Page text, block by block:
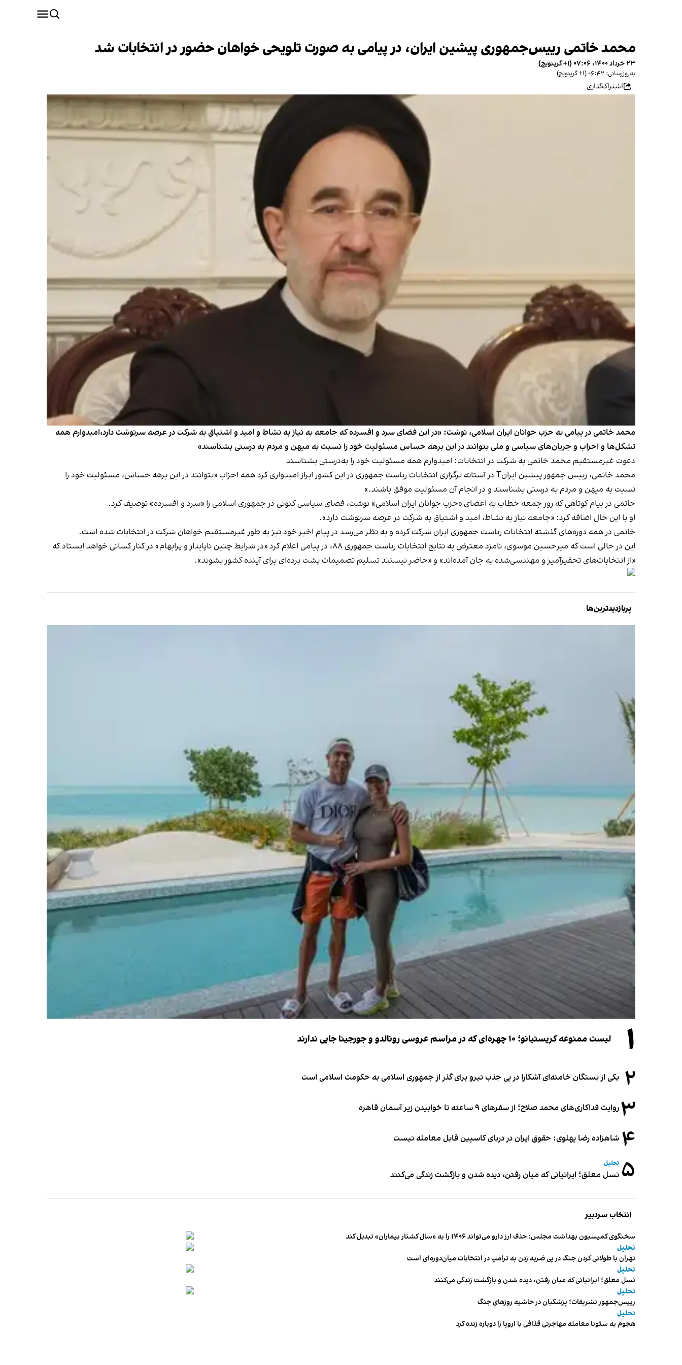
محمد خاتمی رییس‌جمهوری پیشین ایران، در پیامی به صورت تلویحی خواهان حضور در انتخابات شد
۲۳ خرداد ۱۴۰۰، ۰۷:۰۶ (‎+۱ گرینویچ)
به‌روزرسانی: ۰۶:۴۲ (‎+۱ گرینویچ)
اشتراک‌گذاری
محمد خاتمی در پیامی به حزب جوانان ایران اسلامی، نوشت: «در این فضای سرد و افسرده که جامعه به نیاز به نشاط و امید و اشتیاق به شرکت در عرصه سرنوشت دارد،امیدوارم همه
تشکل‌ها و احزاب و جریان‌های سیاسی و ملی بتوانند در این برهه حساس مسئولیت خود را نسبت به میهن و مردم به درستی بشناسند»
دعوت غیرمستقیم محمد خاتمی به شرکت در انتخابات: امیدوارم همه مسئولیت خود را به‌درستی بشناسند
محمد خاتمی، رییس جمهور پیشین ایرانT در آستانه برگزاری انتخابات ریاست جمهوری در این کشور ابراز امیدواری کرد همه احزاب «بتوانند در این برهه حساس، مسئولیت خود را
نسبت به میهن و مردم به درستی بشناسند و در انجام آن مسئولیت موفق باشند.»
خاتمی در پیام کوتاهی که روز جمعه خطاب به اعضای «حزب جوانان ایران اسلامی» نوشت، فضای سیاسی کنونی در جمهوری اسلامی را «سرد و افسرده» توصیف کرد.
او با این حال اضافه کرد: «جامعه نیاز به نشاط، امید و اشتیاق به شرکت در عرصه سرنوشت دارد».
خاتمی در همه دوره‌های گذشته انتخابات ریاست جمهوری ایران شرکت کرده و به نظر می‌رسد در پیام اخیر خود نیز به طور غیرمستقیم خواهان شرکت در انتخابات شده است.
این در حالی است که میرحسین موسوی، نامزد معترض به نتایج انتخابات ریاست‌ جمهوری ۸۸، در پیامی اعلام کرد «در شرایط چنین ناپایدار و پرابهام» در کنار کسانی خواهد ایستاد که
«از انتخابات‌های تحقیرآمیز و مهندسی‌شده به جان آمده‌اند» و «حاضر نیستند تسلیم تصمیمات پشت پرده‌ای برای آینده کشور بشوند».
پربازدیدترین‌ها
۱ لیست ممنوعه کریستیانو؛ ۱۰ چهره‌ای که در مراسم عروسی رونالدو و جورجینا جایی ندارند
۲ یکی از بستگان خامنه‌ای آشکارا در پی جذب نیرو برای گذر از جمهوری اسلامی به حکومت اسلامی است
۳روایت فداکاری‌های محمد صلاح؛ از سفرهای ۹ ساعته تا خوابیدن زیر آسمان قاهره
۴ شاهزاده رضا پهلوی: حقوق ایران در دریای کاسپین قابل معامله نیست
۵ تحلیل
نسل معلق؛ ایرانیانی که میان رفتن، دیده شدن و بازگشت زندگی می‌کنند
انتخاب سردبیر
سخنگوی کمیسیون بهداشت مجلس: حذف ارز دارو می‌تواند ۱۴۰۶ را به «سال کشتار بیماران» تبدیل کند
تحلیل
تهران با طولانی کردن جنگ در پی ضربه زدن به ترامپ در انتخابات میان‌دوره‌ای است
تحلیل
نسل معلق؛ ایرانیانی که میان رفتن، دیده شدن و بازگشت زندگی می‌کنند
تحلیل
رییس‌جمهور تشریفات؛ پزشکیان در حاشیه روزهای جنگ
تحلیل
هجوم به سئوتا معامله مهاجرتی قذافی با اروپا را دوباره زنده کرد